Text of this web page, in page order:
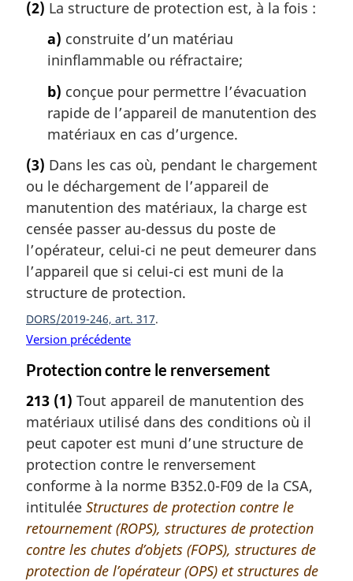
(2) La structure de protection est, à la fois :
a) construite d’un matériau
ininflammable ou réfractaire;
b) conçue pour permettre l’évacuation
rapide de l’appareil de manutention des
matériaux en cas d’urgence.
(3) Dans les cas où, pendant le chargement
ou le déchargement de l’appareil de
manutention des matériaux, la charge est
censée passer au-dessus du poste de
l’opérateur, celui-ci ne peut demeurer dans
l’appareil que si celui-ci est muni de la
structure de protection.
DORS/2019-246, art. 317
Version précédente
Protection contre le renversement
213 (1) Tout appareil de manutention des
matériaux utilisé dans des conditions où il
peut capoter est muni d’une structure de
protection contre le renversement
conforme à la norme B352.0-F09 de la CSA,
intitulée Structures de protection contre le
retournement (ROPS), structures de protection
contre les chutes d’objets (FOPS), structures de
protection de l’opérateur (OPS) et structures de